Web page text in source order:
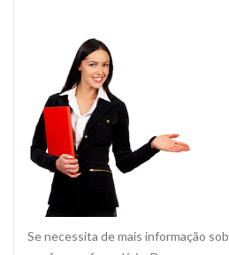
Se necessita de mais informação